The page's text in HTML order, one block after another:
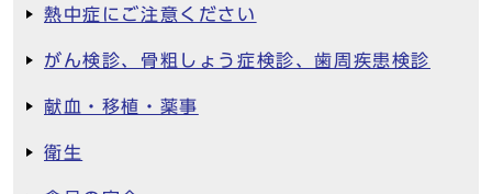
熱中症にご注意ください
がん検診、骨粗しょう症検診、歯周疾患検診
献血・移植・薬事
衛生